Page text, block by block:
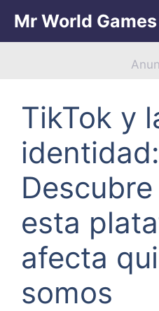
contenido
Mr World Games
TikTok y
identidad:
esta
afecta
somos